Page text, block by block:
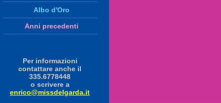
Albo d'Oro
Anni precedenti
Per informazioni
contattare anche il
335.6778448
o scrivere a
enrico@missdelgarda.it